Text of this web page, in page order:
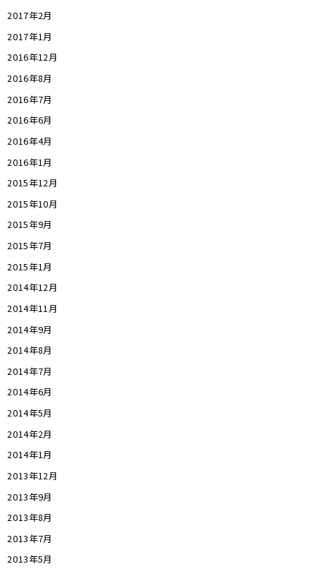
2017年2月
2017年1月
2016年12月
2016年8月
2016年7月
2016年6月
2016年4月
2016年1月
2015年12月
2015年10月
2015年9月
2015年7月
2015年1月
2014年12月
2014年11月
2014年9月
2014年8月
2014年7月
2014年6月
2014年5月
2014年2月
2014年1月
2013年12月
2013年9月
2013年8月
2013年7月
2013年5月